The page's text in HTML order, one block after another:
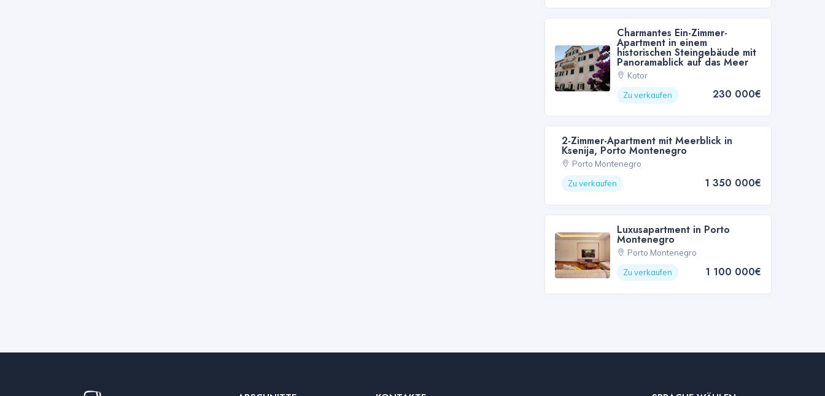
Charmantes Ein-Zimmer-
Apartment in einem
historischen Steingebäude mit
Panoramablick auf das Meer
Kotor
Zu verkaufen
230 000€
2-Zimmer-Apartment mit Meerblick in
Ksenija, Porto Montenegro
Porto Montenegro
Zu verkaufen
1 350 000€
Luxusapartment in Porto
Montenegro
Porto Montenegro
Zu verkaufen
1 100 000€